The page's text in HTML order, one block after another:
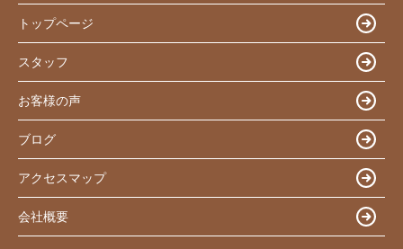
トップページ
スタッフ
お客様の声
ブログ
アクセスマップ
会社概要